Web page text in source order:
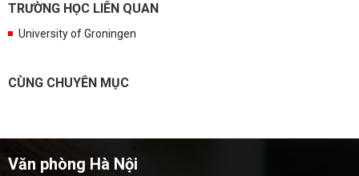
TRƯỜNG HỌC LIÊN QUAN
University of Groningen
CÙNG CHUYÊN MỤC
Văn phòng Hà Nội